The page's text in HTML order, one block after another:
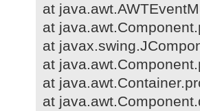
at
at
at
at
at
at